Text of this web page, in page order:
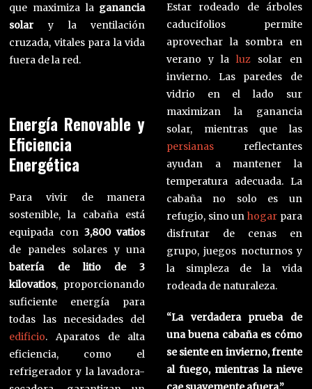
que maximiza la ganancia
solar y la ventilación
cruzada, vitales para la vida
fuera de la red.
Energía Renovable y
Eficiencia
Energética
Para vivir de manera
sostenible, la cabaña está
equipada con3,800 vatios
de paneles solares y una
batería de litio de 3
kilovatios, proporcionando
suficiente energía para
todas las necesidades del
edificio. Aparatos de alta
eficiencia, como el
refrigerador y la lavadora-
Estar rodeado de árboles
caducifolios permite
aprovechar la sombra en
verano y la luzsolar en
invierno. Las paredes de
vidrio en el lado sur
maximizan la ganancia
solar, mientras que las
persianasreflectantes
ayudan a mantener la
temperatura adecuada. La
cabaña no solo es un
refugio, sino un hogarpara
disfrutar de cenas en
grupo, juegos nocturnos y
la simpleza de la vida
rodeada de naturaleza.
“La verdadera prueba de
una buena cabaña es cómo
se siente en invierno, frente
al fuego, mientras la nieve